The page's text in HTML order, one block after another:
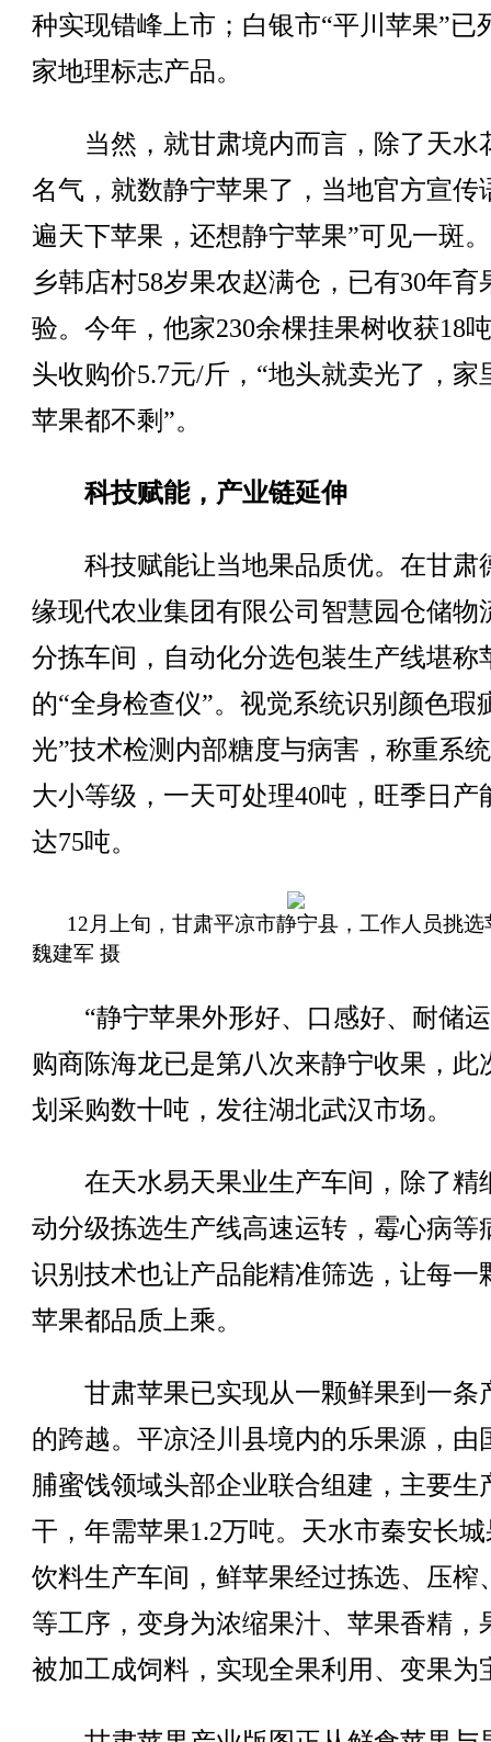
种实现错峰上市；白银市“平川苹果”已
家地理标志产品。
当然，就甘肃境内而言，除了天水
名气，就数静宁苹果了，当地官方宣传
遍天下苹果，还想静宁苹果”可见一斑
乡韩店村58岁果农赵满仓，已有30年育
验。今年，他家230余棵挂果树收获18
头收购价5.7元/斤，“地头就卖光了，家
苹果都不剩”。
科技赋能，产业链延伸
科技赋能让当地果品质优。在甘肃
缘现代农业集团有限公司智慧园仓储物
分拣车间，自动化分选包装生产线堪称
的“全身检查仪”。视觉系统识别颜色瑕
光”技术检测内部糖度与病害，称重系
大小等级，一天可处理40吨，旺季日产
达75吨。
12月上旬，甘肃平凉市静宁县，工作人员挑选
魏建军 摄
“静宁苹果外形好、口感好、耐储运
购商陈海龙已是第八次来静宁收果，此
划采购数十吨，发往湖北武汉市场。
在天水易天果业生产车间，除了精
动分级拣选生产线高速运转，霉心病等
识别技术也让产品能精准筛选，让每一
苹果都品质上乘。
甘肃苹果已实现从一颗鲜果到一条
的跨越。平凉泾川县境内的乐果源，由
脯蜜饯领域头部企业联合组建，主要生
干，年需苹果1.2万吨。天水市秦安长
饮料生产车间，鲜苹果经过拣选、压榨
等工序，变身为浓缩果汁、苹果香精，
被加工成饲料，实现全果利用、变果为